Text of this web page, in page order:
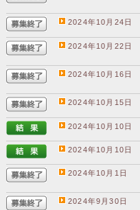
2024年10月24日
2024年10月22日
2024年10月16日
2024年10月15日
2024年10月10日
2024年10月10日
2024年10月1日
2024年9月30日